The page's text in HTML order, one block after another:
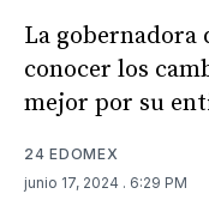
La gobernadora
conocer los
mejor por su
24 EDOMEX
junio 17, 2024 . 6:29 PM